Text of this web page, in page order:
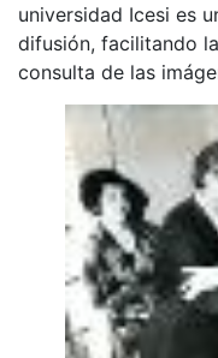
universidad Icesi es
difusión, facilitando
consulta de las